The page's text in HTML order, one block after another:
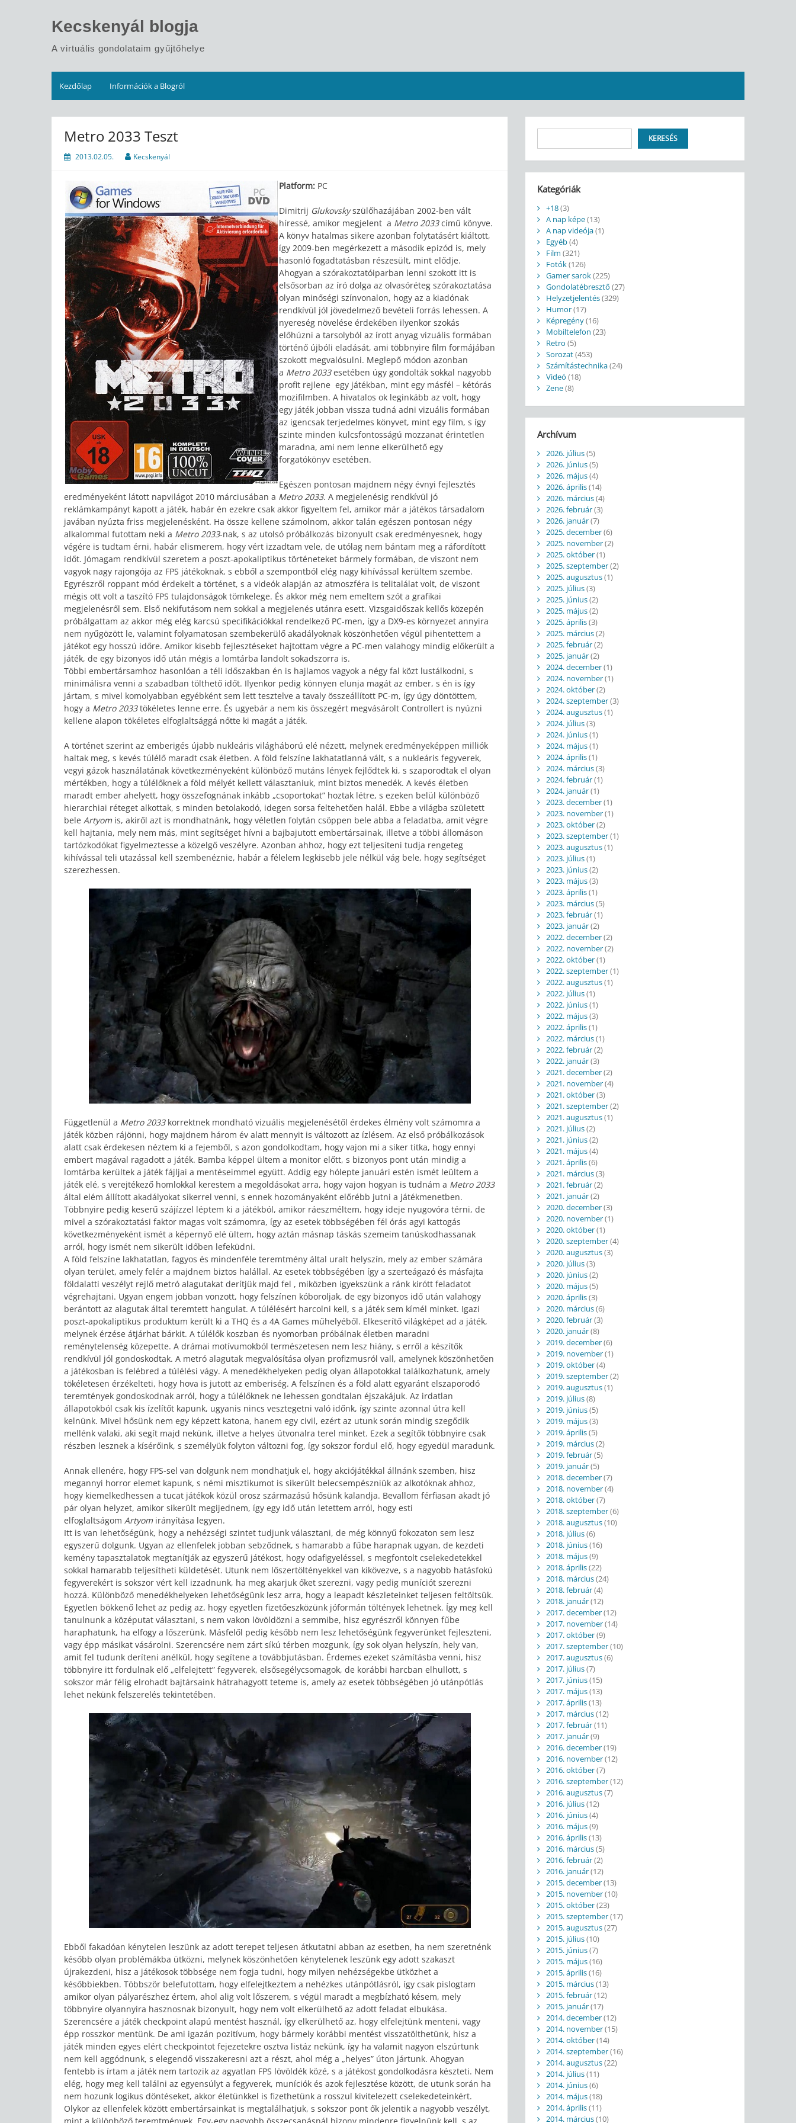
Kecskenyál blogja
A virtuális gondolataim gyűjtőhelye
Kezdőlap Információk a Blogról
Metro 2033 Teszt
2013.02.05. Kecskenyál
Platform: PC
Dimitrij Glukovskyszülőhazájában 2002-ben vált
híressé, amikor megjelent a Metro 2033című könyve.
A könyv hatalmas sikere azonban folytatásért kiáltott,
így 2009-ben megérkezett a második epizód is, mely
hasonló fogadtatásban részesült, mint elődje.
Ahogyan a szórakoztatóiparban lenni szokott itt is
elsősorban az író dolga az olvasóréteg szórakoztatása
olyan minőségi színvonalon, hogy az a kiadónak
rendkívül jól jövedelmező bevételi forrás lehessen. A
nyereség növelése érdekében ilyenkor szokás
előhúzni a tarsolyból az írott anyag vizuális formában
történő újbóli eladását, ami többnyire film formájában
szokott megvalósulni. Meglepő módon azonban
a Metro 2033esetében úgy gondolták sokkal nagyobb
profit rejlene egy játékban, mint egy másfél – kétórás
mozifilmben. A hivatalos ok leginkább az volt, hogy
egy játék jobban vissza tudná adni vizuális formában
az igencsak terjedelmes könyvet, mint egy film, s így
szinte minden kulcsfontosságú mozzanat érintetlen
maradna, ami nem lenne elkerülhető egy
forgatókönyv esetében.
Egészen pontosan majdnem négy évnyi fejlesztés
eredményeként látott napvilágot 2010 márciusában a Metro 2033. A megjelenésig rendkívül jó
reklámkampányt kapott a játék, habár én ezekre csak akkor figyeltem fel, amikor már a játékos társadalom
javában nyúzta friss megjelenésként. Ha össze kellene számolnom, akkor talán egészen pontosan négy
alkalommal futottam neki a Metro 2033-nak, s az utolsó próbálkozás bizonyult csak eredményesnek, hogy
végére is tudtam érni, habár elismerem, hogy vért izzadtam vele, de utólag nem bántam meg a ráfordított
időt. Jómagam rendkívül szeretem a poszt-apokaliptikus történeteket bármely formában, de viszont nem
vagyok nagy rajongója az FPS játékoknak, s ebből a szempontból elég nagy kihívással kerültem szembe.
Egyrészről roppant mód érdekelt a történet, s a videók alapján az atmoszféra is telitalálat volt, de viszont
mégis ott volt a taszító FPS tulajdonságok tömkelege. És akkor még nem emeltem szót a grafikai
megjelenésről sem. Első nekifutásom nem sokkal a megjelenés utánra esett. Vizsgaidőszak kellős közepén
próbálgattam az akkor még elég karcsú specifikációkkal rendelkező PC-men, így a DX9-es környezet annyira
nem nyűgözött le, valamint folyamatosan szembekerülő akadályoknak köszönhetően végül pihentettem a
játékot egy hosszú időre. Amikor kisebb fejlesztéseket hajtottam végre a PC-men valahogy mindig előkerült a
játék, de egy bizonyos idő után mégis a lomtárba landolt sokadszorra is.
Többi embertársamhoz hasonlóan a téli időszakban én is hajlamos vagyok a négy fal közt lustálkodni, s
minimálisra venni a szabadban tölthető időt. Ilyenkor pedig könnyen elunja magát az ember, s én is így
jártam, s mivel komolyabban egyébként sem lett tesztelve a tavaly összeállított PC-m, így úgy döntöttem,
hogy a Metro 2033tökéletes lenne erre. És ugyebár a nem kis összegért megvásárolt Controllert is nyúzni
kellene alapon tökéletes elfoglaltsággá nőtte ki magát a játék.
A történet szerint az emberigés újabb nukleáris világháború elé nézett, melynek eredményeképpen milliók
haltak meg, s kevés túlélő maradt csak életben. A föld felszíne lakhatatlanná vált, s a nukleáris fegyverek,
vegyi gázok használatának következményeként különböző mutáns lények fejlődtek ki, s szaporodtak el olyan
mértékben, hogy a túlélőknek a föld mélyét kellett választaniuk, mint biztos menedék. A kevés életben
maradt ember ahelyett, hogy összefognának inkább „csoportokat” hoztak létre, s ezeken belül különböző
hierarchiai réteget alkottak, s minden betolakodó, idegen sorsa feltehetően halál. Ebbe a világba született
bele Artyom is, akiről azt is mondhatnánk, hogy véletlen folytán csöppen bele abba a feladatba, amit végre
kell hajtania, mely nem más, mint segítséget hívni a bajbajutott embertársainak, illetve a többi állomáson
tartózkodókat figyelmeztesse a közelgő veszélyre. Azonban ahhoz, hogy ezt teljesíteni tudja rengeteg
kihívással teli utazással kell szembenéznie, habár a félelem legkisebb jele nélkül vág bele, hogy segítséget
szerezhessen.
Függetlenül a Metro 2033korrektnek mondható vizuális megjelenésétől érdekes élmény volt számomra a
játék közben rájönni, hogy majdnem három év alatt mennyit is változott az ízlésem. Az első próbálkozások
alatt csak érdekesen néztem ki a fejemből, s azon gondolkodtam, hogy vajon mi a siker titka, hogy ennyi
embert magával ragadott a játék. Bamba képpel ültem a monitor előtt, s bizonyos pont után mindig a
lomtárba kerültek a játék fájljai a mentéseimmel együtt. Addig egy hólepte januári estén ismét leültem a
játék elé, s verejtékező homlokkal kerestem a megoldásokat arra, hogy vajon hogyan is tudnám a Metro 2033
által elém állított akadályokat sikerrel venni, s ennek hozományaként előrébb jutni a játékmenetben.
Többnyire pedig keserű szájízzel léptem ki a játékból, amikor ráeszméltem, hogy ideje nyugovóra térni, de
mivel a szórakoztatási faktor magas volt számomra, így az esetek többségében fél órás agyi kattogás
következményeként ismét a képernyő elé ültem, hogy aztán másnap táskás szemeim tanúskodhassanak
arról, hogy ismét nem sikerült időben lefeküdni.
A föld felszíne lakhatatlan, fagyos és mindenféle teremtmény által uralt helyszín, mely az ember számára
olyan terület, amely felér a majdnem biztos halállal. Az esetek többségében így a szerteágazó és másfajta
földalatti veszélyt rejlő metró alagutakat derítjük majd fel , miközben igyekszünk a ránk kirótt feladatot
végrehajtani. Ugyan engem jobban vonzott, hogy felszínen kóboroljak, de egy bizonyos idő után valahogy
berántott az alagutak által teremtett hangulat. A túlélésért harcolni kell, s a játék sem kímél minket. Igazi
poszt-apokaliptikus produktum került ki a THQ és a 4A Games műhelyéből. Elkeserítő világképet ad a játék,
melynek érzése átjárhat bárkit. A túlélők koszban és nyomorban próbálnak életben maradni
reménytelenség közepette. A drámai motívumokból természetesen nem lesz hiány, s erről a készítők
rendkívül jól gondoskodtak. A metró alagutak megvalósítása olyan profizmusról vall, amelynek köszönhetően
a játékosban is felébred a túlélési vágy. A menedékhelyeken pedig olyan állapotokkal találkozhatunk, amely
tökéletesen érzékelteti, hogy hova is jutott az emberiség. A felszínen és a föld alatt egyaránt elszaporodó
teremtények gondoskodnak arról, hogy a túlélőknek ne lehessen gondtalan éjszakájuk. Az irdatlan
állapotokból csak kis ízelítőt kapunk, ugyanis nincs vesztegetni való időnk, így szinte azonnal útra kell
kelnünk. Mivel hősünk nem egy képzett katona, hanem egy civil, ezért az utunk során mindig szegődik
mellénk valaki, aki segít majd nekünk, illetve a helyes útvonalra terel minket. Ezek a segítők többnyire csak
részben lesznek a kísérőink, s személyük folyton változni fog, így sokszor fordul elő, hogy egyedül maradunk.
Annak ellenére, hogy FPS-sel van dolgunk nem mondhatjuk el, hogy akciójátékkal állnánk szemben, hisz
megannyi horror elemet kapunk, s némi misztikumot is sikerült belecsempészniük az alkotóknak ahhoz,
hogy kiemelkedhessen a tucat játékok közül orosz származású hősünk kalandja. Bevallom férfiasan akadt jó
pár olyan helyzet, amikor sikerült megijednem, így egy idő után letettem arról, hogy esti
elfoglaltságom Artyomirányítása legyen.
Itt is van lehetőségünk, hogy a nehézségi szintet tudjunk választani, de még könnyű fokozaton sem lesz
egyszerű dolgunk. Ugyan az ellenfelek jobban sebződnek, s hamarabb a fűbe harapnak ugyan, de kezdeti
kemény tapasztalatok megtanítják az egyszerű játékost, hogy odafigyeléssel, s megfontolt cselekedetekkel
sokkal hamarabb teljesítheti küldetését. Utunk nem lőszertöltényekkel van kikövezve, s a nagyobb hatásfokú
fegyverekért is sokszor vért kell izzadnunk, ha meg akarjuk őket szerezni, vagy pedig muníciót szerezni
hozzá. Különböző menedékhelyeken lehetőségünk lesz arra, hogy a leapadt készleteinket teljesen feltöltsük.
Egyetlen bökkenő lehet az pedig az, hogy egyetlen fizetőeszközünk jóformán töltények lehetnek. Így meg kell
tanulnunk a középutat választani, s nem vakon lövöldözni a semmibe, hisz egyrészről könnyen fűbe
haraphatunk, ha elfogy a lőszerünk. Másfelől pedig később nem lesz lehetőségünk fegyverünket fejleszteni,
vagy épp másikat vásárolni. Szerencsére nem zárt síkú térben mozgunk, így sok olyan helyszín, hely van,
amit fel tudunk deríteni anélkül, hogy segítene a továbbjutásban. Érdemes ezeket számításba venni, hisz
többnyire itt fordulnak elő „elfelejtett” fegyverek, elsősegélycsomagok, de korábbi harcban elhullott, s
sokszor már félig elrohadt bajtársaink hátrahagyott teteme is, amely az esetek többségében jó utánpótlás
lehet nekünk felszerelés tekintetében.
Ebből fakadóan kénytelen leszünk az adott terepet teljesen átkutatni abban az esetben, ha nem szeretnénk
később olyan problémákba ütközni, melynek köszönhetően kénytelenek leszünk egy adott szakaszt
újrakezdeni, hisz a játékosok többsége nem fogja tudni, hogy milyen nehézségekbe ütközhet a
későbbiekben. Többször belefutottam, hogy elfelejtkeztem a nehézkes utánpótlásról, így csak pislogtam
amikor olyan pályarészhez értem, ahol alig volt lőszerem, s végül maradt a megbízható késem, mely
többnyire olyannyira hasznosnak bizonyult, hogy nem volt elkerülhető az adott feladat elbukása.
Szerencsére a játék checkpoint alapú mentést használ, így elkerülhető az, hogy elfelejtünk menteni, vagy
épp rosszkor mentünk. De ami igazán pozitívum, hogy bármely korábbi mentést visszatölthetünk, hisz a
játék minden egyes elért checkpointot fejezetekre osztva listáz nekünk, így ha valamit nagyon elszúrtunk
nem kell aggódnunk, s elegendő visszakeresni azt a részt, ahol még a „helyes” úton jártunk. Ahogyan
fentebb is írtam a játék nem tartozik az agyatlan FPS lövöldék közé, s a játékost gondolkodásra készteti. Nem
elég, hogy meg kell találni az egyensúlyt a fegyverek, muníciók és azok fejlesztése között, de utunk során ha
nem hozunk logikus döntéseket, akkor életünkkel is fizethetünk a rosszul kivitelezett cselekedeteinkért.
Olykor az ellenfelek között embertársainkat is megtalálhatjuk, s sokszor pont ők jelentik a nagyobb veszélyt,
KERESÉS
Kategóriák
+18(3)
A nap képe(13)
A nap videója(1)
Egyéb(4)
Film (321)
Fotók(126)
Gamer sarok(225)
Gondolatébresztő (27)
Helyzetjelentés(329)
Humor(17)
Képregény(16)
Mobiltelefon (23)
Retro (5)
Sorozat(453)
Számítástechnika(24)
Videó (18)
Zene(8)
Archívum
2026. július(5)
2026. június(5)
2026. május(4)
2026. április(14)
2026. március(4)
2026. február(3)
2026. január(7)
2025. december(6)
2025. november(2)
2025. október(1)
2025. szeptember(2)
2025. augusztus(1)
2025. július(3)
2025. június(2)
2025. május(2)
2025. április(3)
2025. március(2)
2025. február(2)
2025. január(2)
2024. december(1)
2024. november(1)
2024. október(2)
2024. szeptember(3)
2024. augusztus(1)
2024. július(3)
2024. június(1)
2024. május(1)
2024. április(1)
2024. március(3)
2024. február(1)
2024. január(1)
2023. december(1)
2023. november(1)
2023. október(2)
2023. szeptember(1)
2023. augusztus(1)
2023. július(1)
2023. június(2)
2023. május(3)
2023. április(1)
2023. március(5)
2023. február(1)
2023. január(2)
2022. december(2)
2022. november(2)
2022. október(1)
2022. szeptember(1)
2022. augusztus(1)
2022. július(1)
2022. június(1)
2022. május(3)
2022. április(1)
2022. március(1)
2022. február(2)
2022. január(3)
2021. december(2)
2021. november(4)
2021. október(3)
2021. szeptember(2)
2021. augusztus(1)
2021. július(2)
2021. június(2)
2021. május(4)
2021. április(6)
2021. március(3)
2021. február(2)
2021. január(2)
2020. december(3)
2020. november(1)
2020. október(1)
2020. szeptember(4)
2020. augusztus(3)
2020. július(3)
2020. június(2)
2020. május(5)
2020. április(3)
2020. március(6)
2020. február(3)
2020. január(8)
2019. december(6)
2019. november(1)
2019. október(4)
2019. szeptember(2)
2019. augusztus(1)
2019. július(8)
2019. június(5)
2019. május(3)
2019. április(5)
2019. március(2)
2019. február(5)
2019. január(5)
2018. december(7)
2018. november(4)
2018. október(7)
2018. szeptember(6)
2018. augusztus(10)
2018. július(6)
2018. június(16)
2018. május(9)
2018. április(22)
2018. március(24)
2018. február(4)
2018. január(12)
2017. december(12)
2017. november(14)
2017. október(9)
2017. szeptember(10)
2017. augusztus(6)
2017. július(7)
2017. június(15)
2017. május(13)
2017. április(13)
2017. március(12)
2017. február(11)
2017. január(9)
2016. december(19)
2016. november(12)
2016. október(7)
2016. szeptember(12)
2016. augusztus(7)
2016. július(12)
2016. június(4)
2016. május(9)
2016. április(13)
2016. március(5)
2016. február(2)
2016. január(12)
2015. december(13)
2015. november(10)
2015. október(23)
2015. szeptember(17)
2015. augusztus(27)
2015. július(10)
2015. június(7)
2015. május(16)
2015. április(16)
2015. március(13)
2015. február(12)
2015. január(17)
2014. december(12)
2014. november(15)
2014. október(14)
2014. szeptember(16)
2014. augusztus(22)
2014. július(11)
2014. június(6)
2014. május(18)
2014. április(11)
2014. március(10)